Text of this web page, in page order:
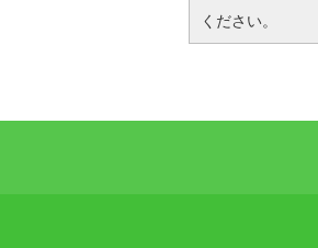
ください。